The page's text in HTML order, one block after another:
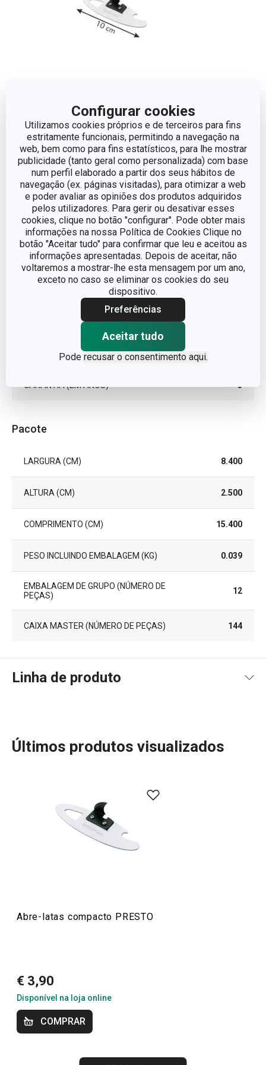
Configurar cookies
Utilizamos cookies próprios e de terceiros para fins
estritamente funcionais, permitindo a navegação na
web, bem como para fins estatísticos, para lhe mostrar
publicidade (tanto geral como personalizada) com base
num perfil elaborado a partir dos seus hábitos de
navegação (ex. páginas visitadas), para otimizar a web
e poder avaliar as opiniões dos produtos adquiridos
pelos utilizadores. Para gerir ou desativar esses
cookies, clique no botão "configurar". Pode obter mais
informações na nossa Política de Cookies Clique no
botão "Aceitar tudo" para confirmar que leu e aceitou as
informações apresentadas. Depois de aceitar, não
voltaremos a mostrar-lhe esta mensagem por um ano,
exceto no caso se eliminar os cookies do seu
dispositivo.
Preferências
Aceitar tudo
Pode recusar o consentimento aqui.
Dimensões
COMPRIMENTO (CM) 10
Outros parâmetros
CATEGORIA utensílios de cozinha
LINHA DE PRODUTO PRESTO
8595028425376
GARANTIA (EM ANOS) 3
Pacote
LARGURA (CM) 8.400
ALTURA (CM) 2.500
COMPRIMENTO (CM) 15.400
PESO INCLUINDO EMBALAGEM (KG) 0.039
EMBALAGEM DE GRUPO (NÚMERO DE
PEÇAS)
12
CAIXA MASTER (NÚMERO DE PEÇAS) 144
Linha de produto
e práticos para todos os cozinheiros. Com materiais de
alta qualidade e preços acessíveis, pode encontrar
descascadores, abridores, raladores, espátulas, pinças,
facas e muitos outros acessórios que tornam o seu
trabalho na cozinha mais fácil e eficiente. Ideal para
Preparar e cozinhar
Últimos produtos visualizados
Abre-latas compacto PRESTO
€ 3,90
Disponível na loja online
COMPRAR